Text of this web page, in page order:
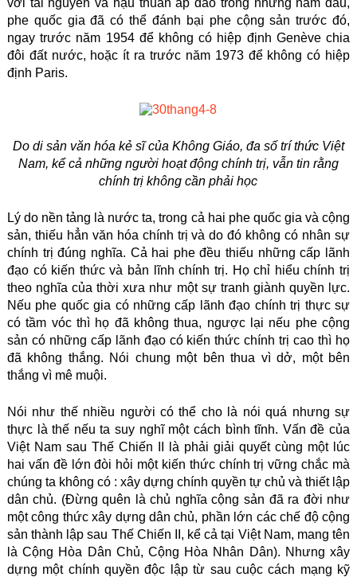
với tài nguyên và hậu thuẫn áp đảo trong những năm đầu,
phe quốc gia đã có thể đánh bại phe cộng sản trước đó,
ngay trước năm 1954 để không có hiệp định Genève chia
đôi đất nước, hoặc ít ra trước năm 1973 để không có hiệp
định Paris.
Do di sản văn hóa kẻ sĩ của Không Giáo, đa số trí thức Việt
Nam, kể cả những người hoạt động chính trị, vẫn tin rằng
chính trị không cần phải học
Lý do nền tảng là nước ta, trong cả hai phe quốc gia và cộng
sản, thiếu hẳn văn hóa chính trị và do đó không có nhân sự
chính trị đúng nghĩa. Cả hai phe đều thiếu những cấp lãnh
đạo có kiến thức và bản lĩnh chính trị. Họ chỉ hiểu chính trị
theo nghĩa của thời xưa như một sự tranh giành quyền lực.
Nếu phe quốc gia có những cấp lãnh đạo chính trị thực sự
có tầm vóc thì họ đã không thua, ngược lại nếu phe cộng
sản có những cấp lãnh đạo có kiến thức chính trị cao thì họ
đã không thắng. Nói chung một bên thua vì dở, một bên
thắng vì mê muội.
Nói như thế nhiều người có thể cho là nói quá nhưng sự
thực là thế nếu ta suy nghĩ một cách bình tĩnh. Vấn đề của
Việt Nam sau Thế Chiến II là phải giải quyết cùng một lúc
hai vấn đề lớn đòi hỏi một kiến thức chính trị vững chắc mà
chúng ta không có : xây dựng chính quyền tự chủ và thiết lập
dân chủ. (Đừng quên là chủ nghĩa cộng sản đã ra đời như
một công thức xây dựng dân chủ, phần lớn các chế độ cộng
sản thành lập sau Thế Chiến II, kể cả tại Việt Nam, mang tên
là Cộng Hòa Dân Chủ, Cộng Hòa Nhân Dân). Nhưng xây
dựng một chính quyền độc lập từ sau cuộc cách mạng kỹ